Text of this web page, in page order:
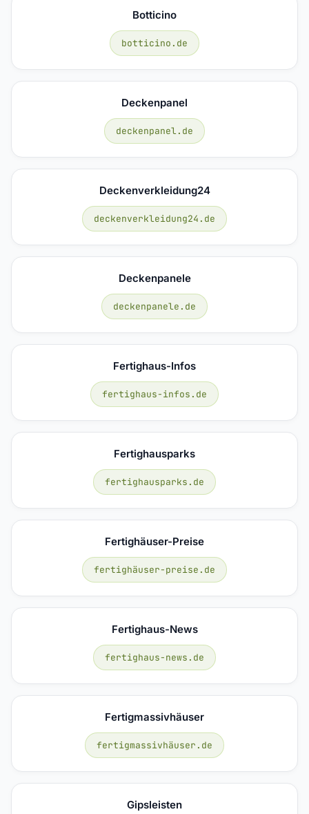
Botticino
botticino.de
Deckenpanel
deckenpanel.de
Deckenverkleidung24
deckenverkleidung24.de
Deckenpanele
deckenpanele.de
Fertighaus-Infos
fertighaus-infos.de
Fertighausparks
fertighausparks.de
Fertighäuser-Preise
fertighäuser-preise.de
Fertighaus-News
fertighaus-news.de
Fertigmassivhäuser
fertigmassivhäuser.de
Gipsleisten